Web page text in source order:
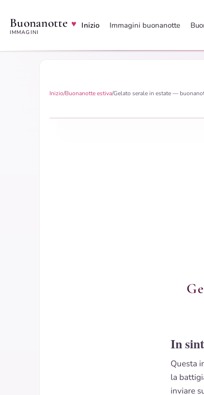
Buonanotte ♥
IMMAGINI
Inizio Immagini buonanotte
Inizio/Buonanotte estiva/Gelato serale in estate —
In
Questa
la
inviare